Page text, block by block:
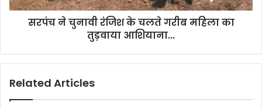
सरपंच ने चुनावी रंजिश के चलते गरीब महिला का
तुड़वाया आशियाना...
Related Articles